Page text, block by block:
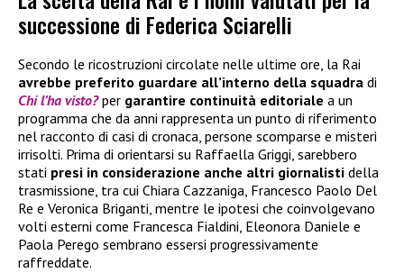
successione di Federica Sciarelli
Secondo le ricostruzioni circolate nelle ultime ore, la Rai
avrebbe preferito guardare all’interno della squadra di
Chi l’ha visto? per garantire continuità editoriale a un
programma che da anni rappresenta un punto di riferimento
nel racconto di casi di cronaca, persone scomparse e misteri
irrisolti. Prima di orientarsi su Raffaella Griggi, sarebbero
stati presi in considerazione anche altri giornalisti della
trasmissione, tra cui Chiara Cazzaniga, Francesco Paolo Del
Re e Veronica Briganti, mentre le ipotesi che coinvolgevano
volti esterni come Francesca Fialdini, Eleonora Daniele e
Paola Perego sembrano essersi progressivamente
raffreddate.